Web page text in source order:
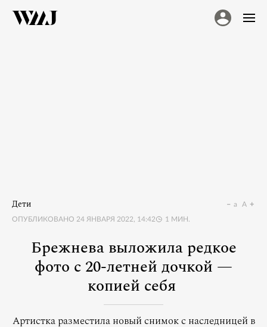
Дети
ОПУБЛИКОВАНО 24 ЯНВАРЯ 2022, 14:42 1 МИН.
a A
Брежнева выложила редкое
фото с 20-летней дочкой —
копией себя
Артистка разместила новый снимок с наследницей в